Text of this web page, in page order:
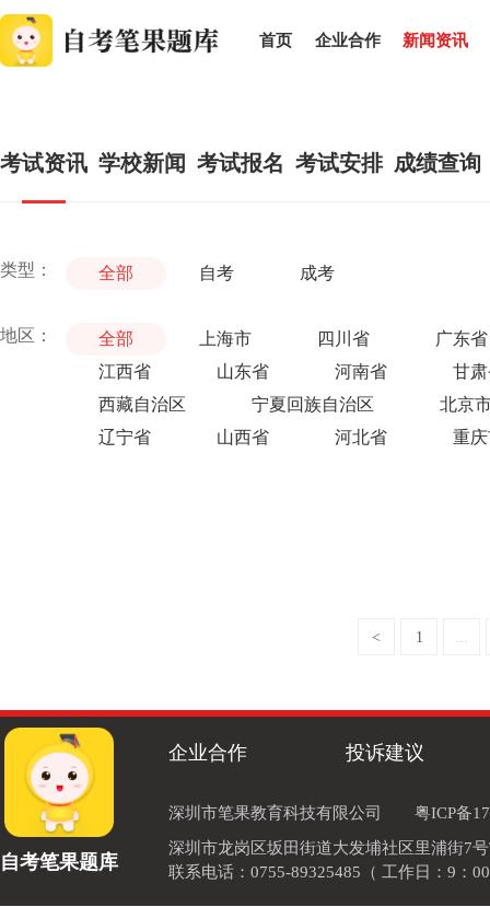
首页 企业合作 新闻资讯
考试资讯 学校新闻 考试报名 考试安排 成绩查询
类型： 全部 自考 成考
地区： 全部 上海市 四川省
广东省
江西省
山东省 河南省
甘
西藏自治区
宁夏回族自治区
北京
辽宁省
山西省 河北省 重
< 1 ...
自考笔果题库
企业合作 投诉建议
深圳市笔果教育科技有限公司
粤ICP备
深圳市龙岗区坂田街道大发埔社区里浦街7
联系电话：0755-89325485（ 工作日：9：